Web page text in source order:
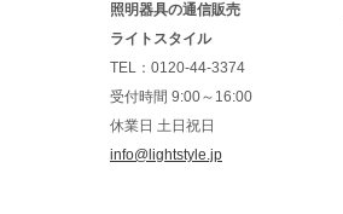
照明器具の通信販売
ライトスタイル
TEL：0120-44-3374
受付時間 9:00～16:00
休業日 土日祝日
info@lightstyle.jp